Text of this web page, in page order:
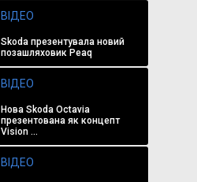
ВІДЕО
Skoda презентувала новий
позашляховик Peaq
ВІДЕО
Нова Skoda Octavia
презентована як концепт
Vision ...
ВІДЕО